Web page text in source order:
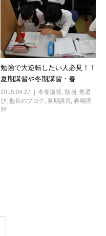
勉強で大逆転したい人必見！！
夏期講習や冬期講習・春...
2015.04.27 冬期講習, 動画, 塾選
び, 塾長のブログ, 夏期講習, 春期講
習